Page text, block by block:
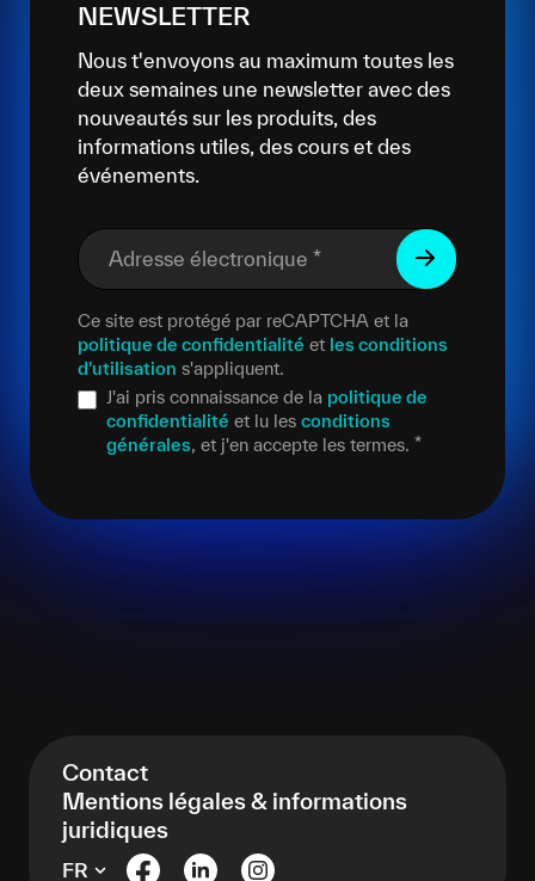
NEWSLETTER
Nous t'envoyons au maximum toutes les
deux semaines une newsletter avec des
nouveautés sur les produits, des
informations utiles, des cours et des
événements.
Adresse électronique *
Ce site est protégé par reCAPTCHA et la
politique de confidentialité et les conditions
d'utilisation s'appliquent.
J'ai pris connaissance de la politique de
confidentialité et lu les conditions
générales, et j'en accepte les termes. *
Contact
Mentions légales & informations
juridiques
FR